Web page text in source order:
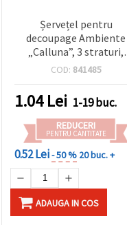
Șervețel pentru
decoupage Ambiente
„Calluna”, 3 straturi,
33x33 cm – 1 buc.
COD: 841485
1.04Lei 1-19 buc.
REDUCERI
PENTRU CANTITATE
0.52 Lei- 50 % 20 buc. +
ADAUGA IN COS